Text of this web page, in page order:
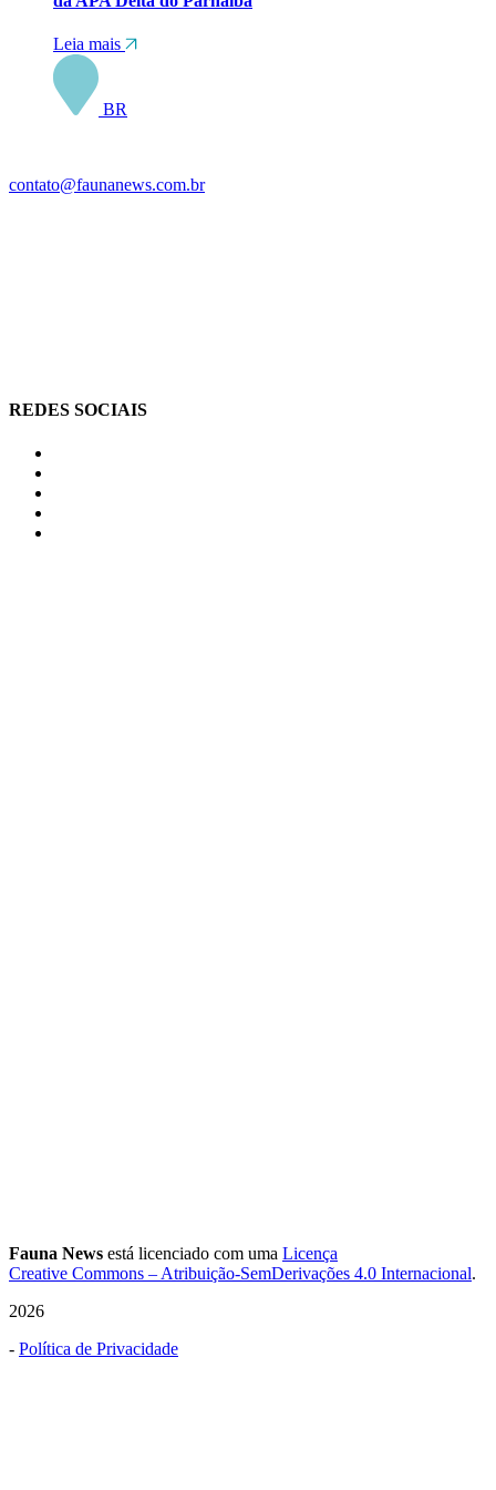
Leia mais
BR
contato@faunanews.com.br
REDES SOCIAIS
Fauna News está licenciado com uma Licença
Creative Commons – Atribuição-SemDerivações 4.0 Internacional.
2026
- Política de Privacidade